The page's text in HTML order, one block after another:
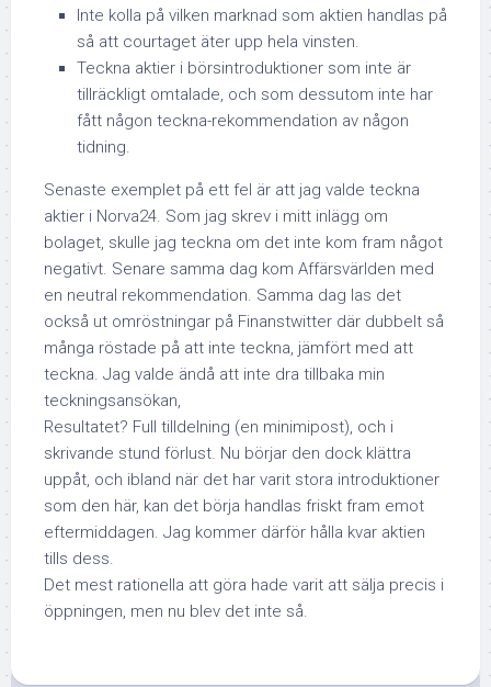
Inte kolla på vilken marknad som aktien handlas på
så att courtaget äter upp hela vinsten.
Teckna aktier i börsintroduktioner som inte är
tillräckligt omtalade, och som dessutom inte har
fått någon teckna-rekommendation av någon
tidning.
Senaste exemplet på ett fel är att jag valde teckna
aktier i Norva24. Som jag skrev i mitt inlägg om
bolaget, skulle jag teckna om det inte kom fram något
negativt. Senare samma dag kom Affärsvärlden med
en neutral rekommendation. Samma dag las det
också ut omröstningar på Finanstwitter där dubbelt så
många röstade på att inte teckna, jämfört med att
teckna. Jag valde ändå att inte dra tillbaka min
teckningsansökan,
Resultatet? Full tilldelning (en minimipost), och i
skrivande stund förlust. Nu börjar den dock klättra
uppåt, och ibland när det har varit stora introduktioner
som den här, kan det börja handlas friskt fram emot
eftermiddagen. Jag kommer därför hålla kvar aktien
tills dess.
Det mest rationella att göra hade varit att sälja precis i
öppningen, men nu blev det inte så.